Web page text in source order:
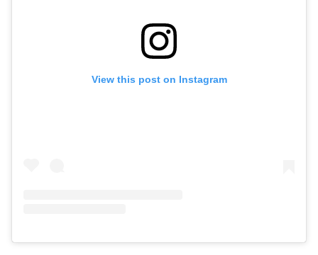
View this post on Instagram